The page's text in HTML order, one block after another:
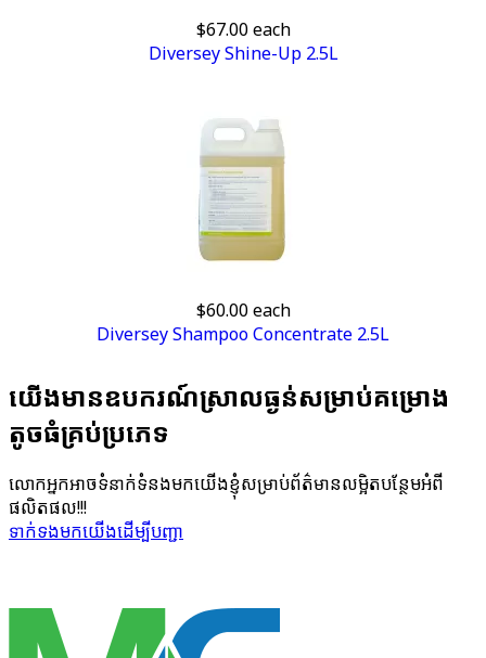
$67.00 each
Diversey Shine-Up 2.5L
$60.00 each
Diversey Shampoo Concentrate 2.5L
យើង​មាន​ឧបករណ៍​ស្រាល​ធ្ងន់​សម្រាប់​គម្រោង​
តូច​ធំគ្រប់​ប្រភេទ
លោក​អ្នក​អាច​ទំនាក់​ទំនង​មក​យើង​ខ្ញុំ​សម្រាប់​ព័ត៌មាន​លម្អិត​បន្ថែម​អំពី​
ផលិតផល!!!
ទាក់ទង​មក​យើង​ដើម្បី​បញ្ជា​